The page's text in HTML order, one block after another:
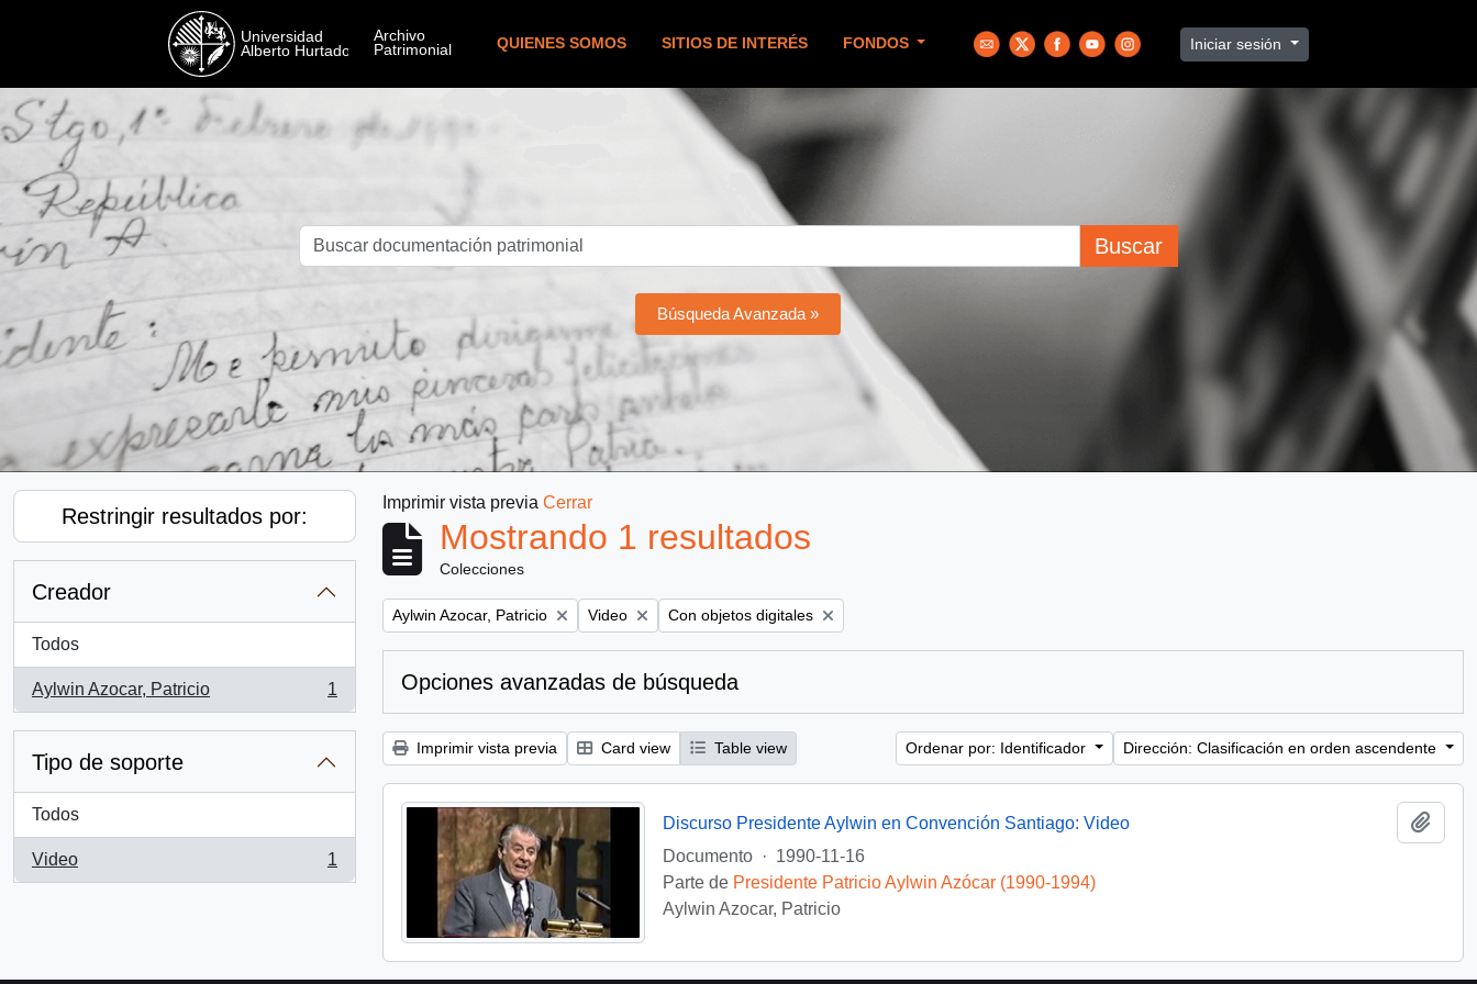
QUIENES SOMOS SITIOS DE INTERÉS FONDOS Iniciar sesión
Buscar
Búsqueda Avanzada »
Restringir resultados por:
Creador
Todos
Aylwin Azocar, Patricio
, 1 resultados
1
Tipo de soporte
Todos
Video
, 1 resultados
1
Imprimir vista previa Cerrar
Mostrando 1 resultados
Colecciones
Remove filter:
Aylwin Azocar, Patricio Remove filter:
Video Remove filter:
Con objetos digitales
Opciones avanzadas de búsqueda
Imprimir vista previa Card view Table view Ordenar por: Identificador Dirección: Clasificación en orden ascendente
Discurso Presidente Aylwin en Convención Santiago: Video
Documento
· 1990-11-16
Parte de Presidente Patricio Aylwin Azócar (1990-1994)
Aylwin Azocar, Patricio